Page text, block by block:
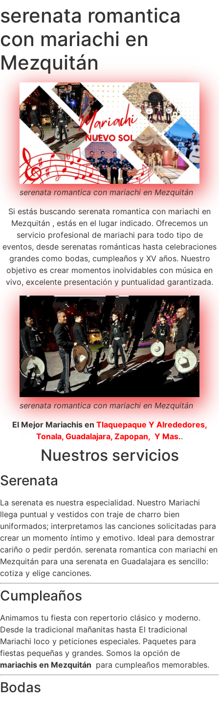
serenata romantica
con mariachi en
Mezquitán
serenata romantica con mariachi en Mezquitán
Si estás buscando serenata romantica con mariachi en
Mezquitán , estás en el lugar indicado. Ofrecemos un
servicio profesional de mariachi para todo tipo de
eventos, desde serenatas románticas hasta celebraciones
grandes como bodas, cumpleaños y XV años. Nuestro
objetivo es crear momentos inolvidables con música en
vivo, excelente presentación y puntualidad garantizada.
serenata romantica con mariachi en Mezquitán
El Mejor Mariachis en Tlaquepaque Y Alrededores,
Tonala, Guadalajara, Zapopan, Y Mas..
Nuestros servicios
Serenata
La serenata es nuestra especialidad. Nuestro Mariachi
llega puntual y vestidos con traje de charro bien
uniformados; interpretamos las canciones solicitadas para
crear un momento íntimo y emotivo. Ideal para demostrar
cariño o pedir perdón. serenata romantica con mariachi en
Mezquitán para una serenata en Guadalajara es sencillo:
cotiza y elige canciones.
Cumpleaños
Animamos tu fiesta con repertorio clásico y moderno.
Desde la tradicional mañanitas hasta El tradicional
Mariachi loco y peticiones especiales. Paquetes para
fiestas pequeñas y grandes. Somos la opción de
mariachis en Mezquitán para cumpleaños memorables.
Bodas